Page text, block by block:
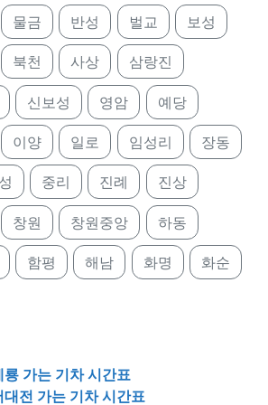
물금 반성 벌교 보성
북천 사상 삼랑진
신보성 영암 예당
이양 일로 임성리 장동
중리 진례 진상
창원 창원중앙 하동
함평 해남 화명 화순
가는 기차 시간표
전 가는 기차 시간표